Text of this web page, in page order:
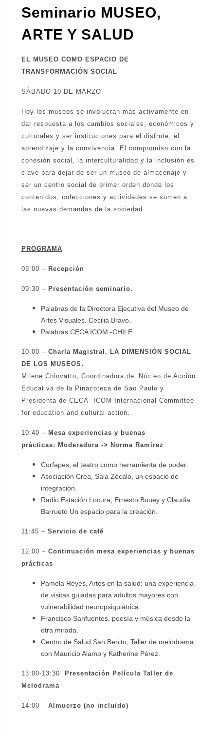
Seminario MUSEO,
ARTE Y SALUD
EL MUSEO COMO ESPACIO DE
TRANSFORMACIÓN SOCIAL
SÁBADO 10 DE MARZO
Hoy los museos se involucran más activamente en
dar respuesta a los cambios sociales, económicos y
culturales y ser instituciones para el disfrute, el
aprendizaje y la convivencia. El compromiso con la
cohesión social, la interculturalidad y la inclusión es
clave para dejar de ser un museo de almacenaje y
ser un centro social de primer orden donde los
contenidos, colecciones y actividades se sumen a
las nuevas demandas de la sociedad.
PROGRAMA
09:00 –Recepción
09:30 – Presentación seminario.
Palabras de la Directora Ejecutiva del Museo de
Artes Visuales. Cecilia Bravo.
Palabras CECA ICOM -CHILE.
10:00 –Charla Magistral. LA DIMENSIÓN SOCIAL
DE LOS MUSEOS.
Milene Chiovatto, Coordinadora del Núcleo de Acción
Educativa de la Pinacoteca de Sao Paulo y
Presidenta de CECA- ICOM Internacional Committee
for education and cultural action.
10:40 – Mesa experiencias y buenas
prácticas: Moderadora -> Norma Ramirez
Corfapes, el teatro como herramienta de poder.
Asociación Crea, Sala Zócalo, un espacio de
integración.
Radio Estación Locura, Ernesto Bouey y Claudia
Barrueto Un espacio para la creación.
11:45 – Servicio de café
12:00 – Continuación mesa experiencias y buenas
prácticas
Pamela Reyes, Artes en la salud: una experiencia
de visitas guiadas para adultos mayores con
vulnerabilidad neuropsiquiátrica.
Francisco Sanfuentes, poesía y música desde la
otra mirada.
Centro de Salud San Benito, Taller de melodrama
con Mauricio Alamo y Katherine Pérez.
13:00-13:30
Presentación Película Taller de
Melodrama
14:00 – Almuerzo (no incluido)
—————